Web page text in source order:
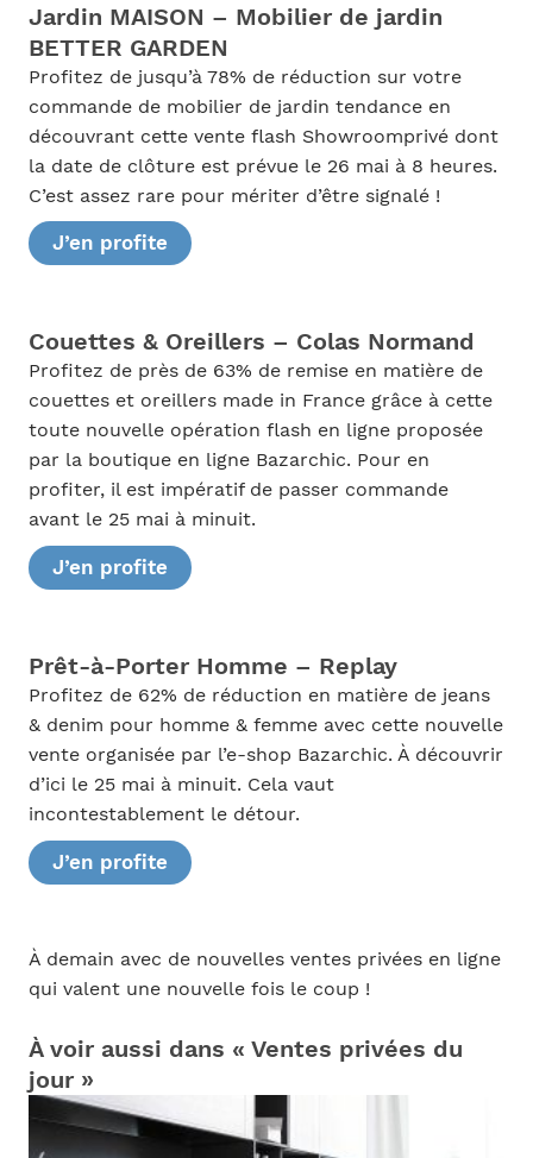
Jardin MAISON – Mobilier de jardin
BETTER GARDEN
Profitez de jusqu’à 78% de réduction sur votre
commande de mobilier de jardin tendance en
découvrant cette vente flash Showroomprivé dont
la date de clôture est prévue le 26 mai à 8 heures.
C’est assez rare pour mériter d’être signalé !
J’en profite
Couettes & Oreillers – Colas Normand
Profitez de près de 63% de remise en matière de
couettes et oreillers made in France grâce à cette
toute nouvelle opération flash en ligne proposée
par la boutique en ligne Bazarchic. Pour en
profiter, il est impératif de passer commande
avant le 25 mai à minuit.
J’en profite
Prêt-à-Porter Homme – Replay
Profitez de 62% de réduction en matière de jeans
& denim pour homme & femme avec cette nouvelle
vente organisée par l’e-shop Bazarchic. À découvrir
d’ici le 25 mai à minuit. Cela vaut
incontestablement le détour.
J’en profite
À demain avec de nouvelles ventes privées en ligne
qui valent une nouvelle fois le coup !
À voir aussi dans « Ventes privées du
jour »